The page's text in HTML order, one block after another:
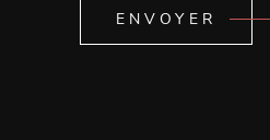
ENVOYER